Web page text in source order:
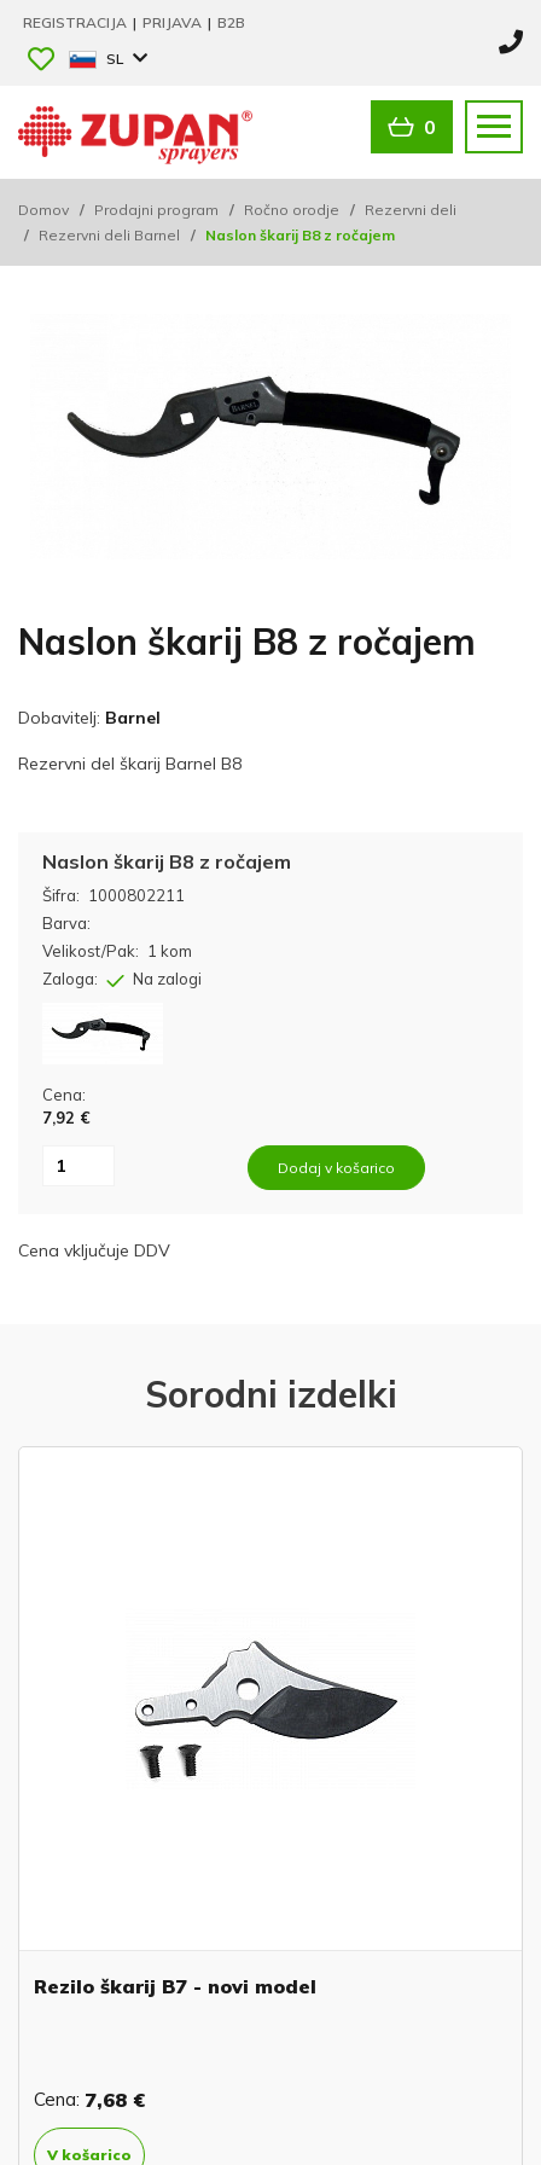
REGISTRACIJA | PRIJAVA | B2B
SL
0
Domov / Prodajni program / Ročno orodje / Rezervni deli
/ Rezervni deli Barnel / Naslon škarij B8 z ročajem
Naslon škarij B8 z ročajem
Dobavitelj: Barnel
Rezervni del škarij Barnel B8
Šifra: 1000802211
Naslon škarij B8 z ročajem
Barva:
Velikost/Pak:
1 kom
Zaloga:
Na zalogi
Cena:
7,92 €
Dodaj v košarico
Cena vključuje DDV
Sorodni izdelki
Rezilo škarij B7 - novi model
Cena: 7,68 €
V košarico